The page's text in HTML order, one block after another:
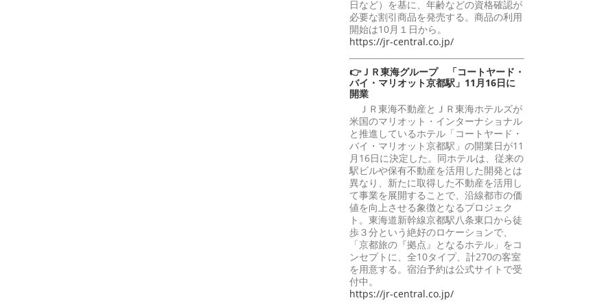
日など）を基に、年齢などの資格確認が
必要な割引商品を発売する。商品の利用
開始は10月１日から。
https://jr-central.co.jp/
👉ＪＲ東海グループ 「コートヤード・
バイ・マリオット京都駅」11月16日に
開業
ＪＲ東海不動産とＪＲ東海ホテルズが
米国のマリオット・インターナショナル
と推進しているホテル「コートヤード・
バイ・マリオット京都駅」の開業日が11
月16日に決定した。同ホテルは、従来の
駅ビルや保有不動産を活用した開発とは
異なり、新たに取得した不動産を活用し
て事業を展開することで、沿線都市の価
値を向上させる象徴となるプロジェク
ト。東海道新幹線京都駅八条東口から徒
歩３分という絶好のロケーションで、
「京都旅の『拠点』となるホテル」をコ
ンセプトに、全10タイプ、計270の客室
を用意する。宿泊予約は公式サイトで受
付中。
https://jr-central.co.jp/